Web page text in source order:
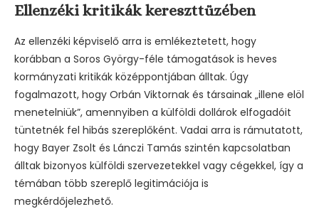
Ellenzéki kritikák kereszttüzében
Az ellenzéki képviselő arra is emlékeztetett, hogy
korábban a Soros György-féle támogatások is heves
kormányzati kritikák középpontjában álltak. Úgy
fogalmazott, hogy Orbán Viktornak és társainak „illene elöl
menetelniük”, amennyiben a külföldi dollárok elfogadóit
tüntetnék fel hibás szereplőként. Vadai arra is rámutatott,
hogy Bayer Zsolt és Lánczi Tamás szintén kapcsolatban
álltak bizonyos külföldi szervezetekkel vagy cégekkel, így a
témában több szereplő legitimációja is
megkérdőjelezhető.